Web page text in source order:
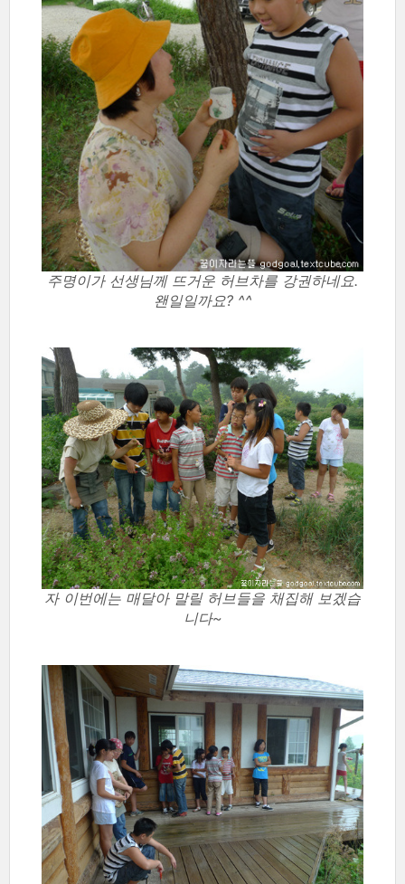
주명이가 선생님께 뜨거운 허브차를 강권하네요.
왠일일까요? ^^
자 이번에는 매달아 말릴 허브들을 채집해 보겠습
니다~